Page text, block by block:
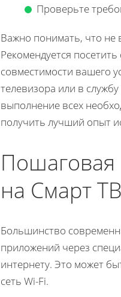
Проверьте
Важно понимать, что не
Рекомендуется
совместимости вашего
телевизора или в
выполнение всех
получить лучший опыт
Пошаговая
на Смарт
Большинство
приложений через
интернету. Это может
сеть Wi-Fi.